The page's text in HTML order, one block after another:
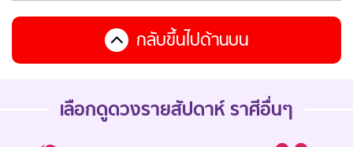
กลับขึ้นไปด้านบน
เลือกดูดวงรายสัปดาห์ ราศีอื่นๆ